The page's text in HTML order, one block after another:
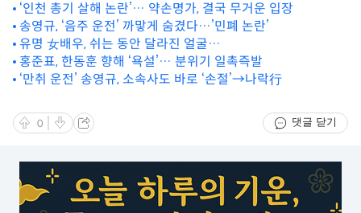
‘인천 총기 살해 논란’… 약손명가, 결국 무거운 입장
송영규, ‘음주 운전’ 까맣게 숨겼다…’민폐 논란’
유명 女배우, 쉬는 동안 달라진 얼굴…
홍준표, 한동훈 향해 ‘욕설’… 분위기 일촉즉발
‘만취 운전’ 송영규, 소속사도 바로 ‘손절’→나락行
0 댓글 닫기